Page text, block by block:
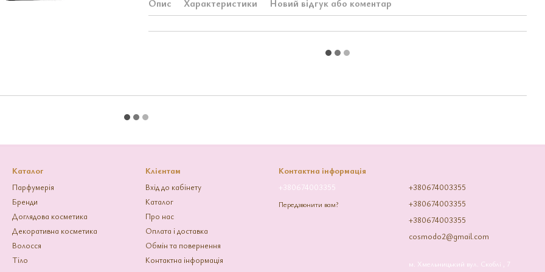
Опис Характеристики Новий відгук або коментар
Каталог
Парфумерія
Бренди
Доглядова косметика
Декоративна косметика
Волосся
Тіло
Клієнтам
Вхід до кабінету
Каталог
Про нас
Оплата і доставка
Обмін та повернення
Контактна інформація
Контактна інформація
+380674003355
Передзвонити вам?
+380674003355
+380674003355
+380674003355
cosmodo2@gmail.com
м. Хмельницький вул. Скоблі , 7